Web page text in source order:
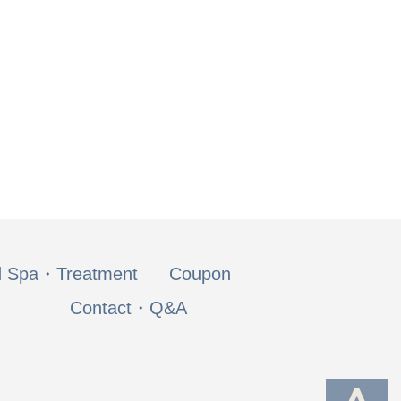
Spa・Treatment
Coupon
Contact・Q&A